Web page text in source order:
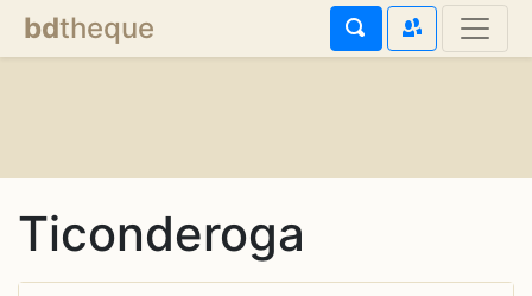
bdtheque
Ticonderoga